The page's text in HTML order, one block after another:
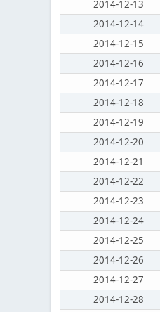
2014-12-13
2014-12-14
2014-12-15
2014-12-16
2014-12-17
2014-12-18
2014-12-19
2014-12-20
2014-12-21
2014-12-22
2014-12-23
2014-12-24
2014-12-25
2014-12-26
2014-12-27
2014-12-28